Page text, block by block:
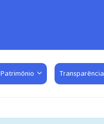
Patrimônio Transparência